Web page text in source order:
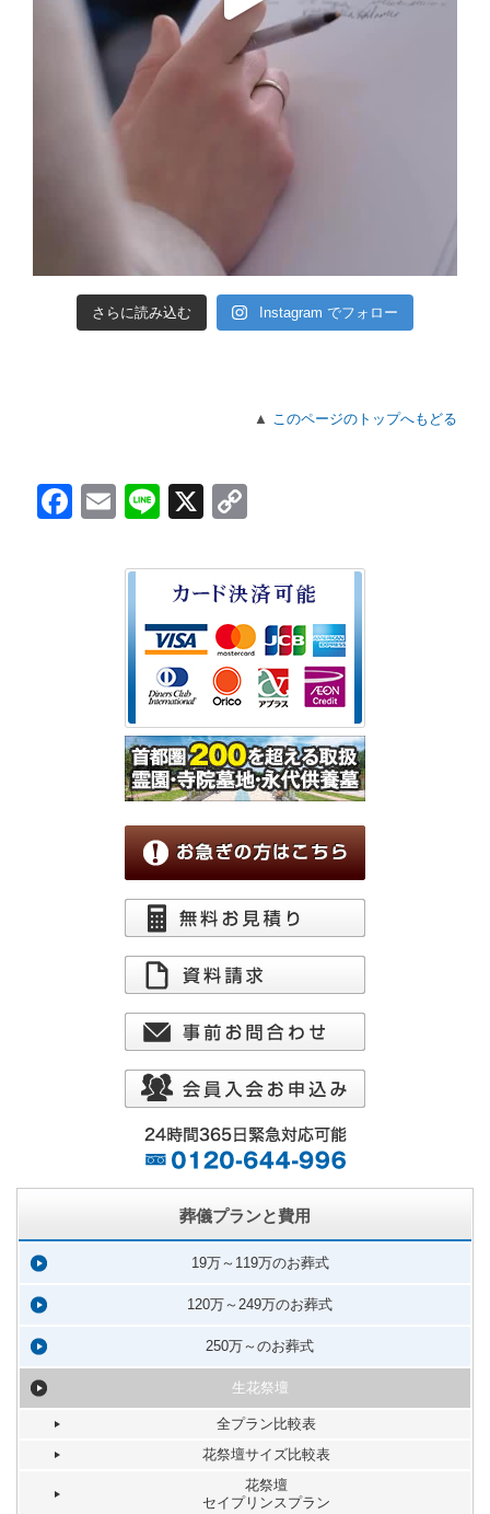
さらに読み込む Instagram でフォロー
▲ このページのトップへもどる
Facebook
EmailLine
X
葬儀プランと費用
19万～119万のお葬式
120万～249万のお葬式
250万～のお葬式
生花祭壇
全プラン比較表
花祭壇サイズ比較表
花祭壇
セイプリンスプラン